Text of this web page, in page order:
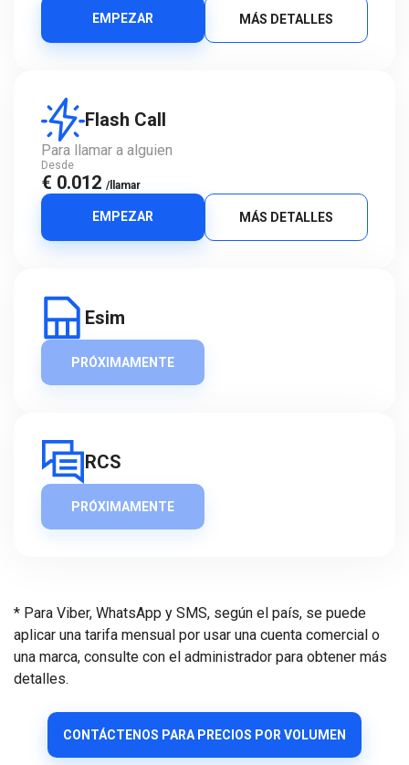
EMPEZAR MÁS DETALLES
Flash Call
Para llamar a alguien
Desde
€ 0.012 /llamar
EMPEZAR MÁS DETALLES
Esim
PRÓXIMAMENTE
RCS
PRÓXIMAMENTE
* Para Viber, WhatsApp y SMS, según el país, se puede
aplicar una tarifa mensual por usar una cuenta comercial o
una marca, consulte con el administrador para obtener más
detalles.
CONTÁCTENOS PARA PRECIOS POR VOLUMEN